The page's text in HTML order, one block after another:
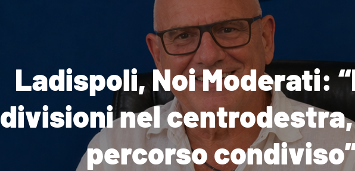
Ladispoli, Noi Moderati:
divisioni nel
percorso